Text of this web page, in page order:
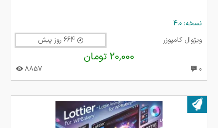
نسخه: 4.0
ویژوال کامپوزر
664 روز پیش
20,000 تومان
0
8857
بروز شده در ۲۵ اردیبهشت ۱۴۰۴